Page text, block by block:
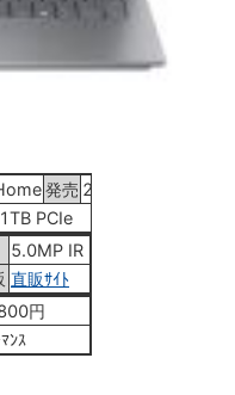
発売 2025年04月11日
PCIe
5.0MP IR
直販ｻｲﾄ
円
ﾝｽ